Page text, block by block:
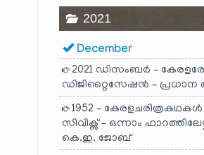
2021
December
2021 ഡിസംബർ –
ഡിജിറ്റൈസേഷൻ – പ്രധാന
1952 – കേരളചരിത്രകഥകൾ
സിവിക്സ് – ഒന്നാം
കെ.ഇ. ജോബ്